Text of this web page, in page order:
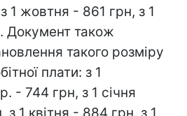
1 жовтня - 861 грн, з 1
Документ також
такого розміру
плати: з 1
- 744 грн, з 1 січня
1 квітня - 884 грн, з 1